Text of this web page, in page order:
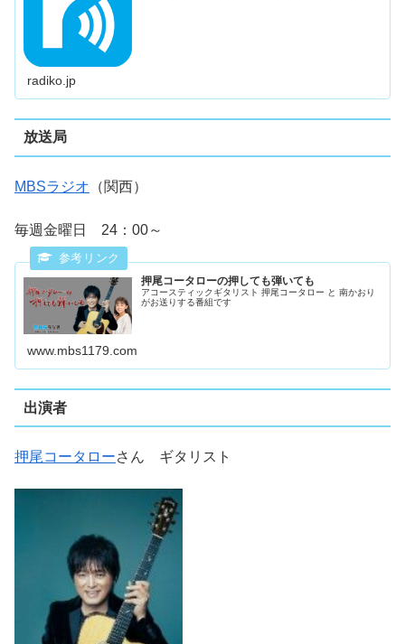
radiko.jp
放送局
MBSラジオ （関西）
毎週金曜日 24：00～
押尾コータローの押しても弾いても
アコースティックギタリスト 押尾コータロー と 南かおり
がお送りする番組です
www.mbs1179.com
出演者
押尾コータローさん ギタリスト